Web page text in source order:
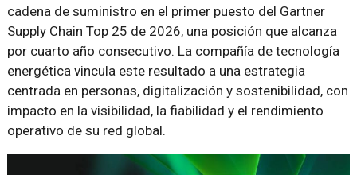
cadena de suministro en el primer puesto del Gartner
Supply Chain Top 25 de 2026, una posición que alcanza
por cuarto año consecutivo. La compañía de tecnología
energética vincula este resultado a una estrategia
centrada en personas, digitalización y sostenibilidad, con
impacto en la visibilidad, la fiabilidad y el rendimiento
operativo de su red global.